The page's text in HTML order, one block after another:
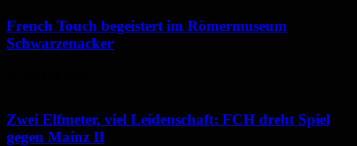
French Touch begeistert im Römermuseum
Schwarzenacker
Zwei Elfmeter, viel Leidenschaft: FCH dreht Spiel
gegen Mainz II